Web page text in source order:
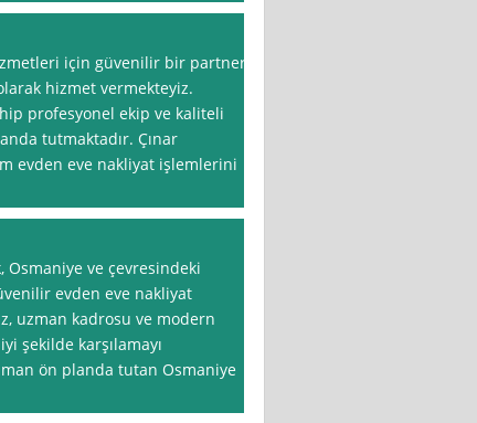
için güvenilir bir partner
hizmet vermekteyiz.
profesyonel ekip ve kaliteli
tutmaktadır. Çınar
evden eve nakliyat işlemlerini
Osmaniye ve çevresindeki
evden eve nakliyat
uzman kadrosu ve modern
şekilde karşılamayı
ön planda tutan Osmaniye